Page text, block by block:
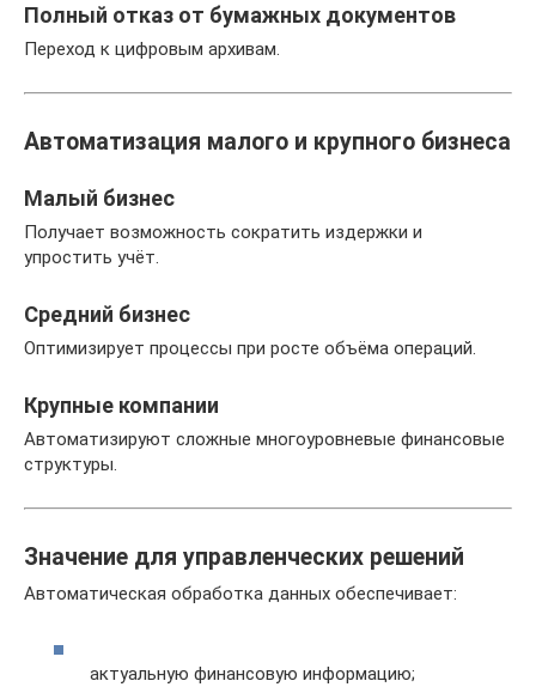
Полный отказ от бумажных документов
Переход к цифровым архивам.
Автоматизация малого и крупного бизнеса
Малый бизнес
Получает возможность сократить издержки и
упростить учёт.
Средний бизнес
Оптимизирует процессы при росте объёма операций.
Крупные компании
Автоматизируют сложные многоуровневые финансовые
структуры.
Значение для управленческих решений
Автоматическая обработка данных обеспечивает:
актуальную финансовую информацию;